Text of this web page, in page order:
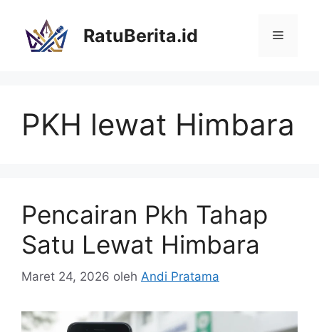
RatuBerita.id Menu
PKH lewat Himbara
Pencairan Pkh Tahap
Satu Lewat Himbara
Maret 24, 2026 oleh Andi Pratama